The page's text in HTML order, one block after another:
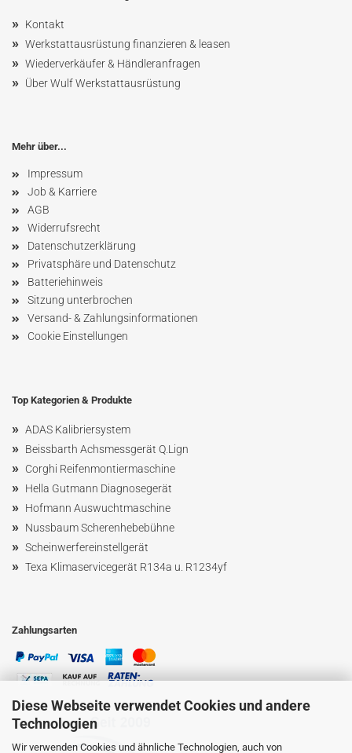
Diese Webseite verwendet Cookies und andere
Technologien
Wir verwenden Cookies und ähnliche Technologien, auch von
» Kontakt
» Werkstattausrüstung finanzieren & leasen
» Wiederverkäufer & Händleranfragen
» Über Wulf Werkstattausrüstung
Mehr über...
Impressum
Job & Karriere
AGB
Widerrufsrecht
Datenschutzerklärung
Privatsphäre und Datenschutz
Batteriehinweis
Sitzung unterbrochen
Versand- & Zahlungsinformationen
Cookie Einstellungen
Top Kategorien & Produkte
» ADAS Kalibriersystem
» Beissbarth Achsmessgerät Q.Lign
» Corghi Reifenmontiermaschine
» Hella Gutmann Diagnosegerät
» Hofmann Auswuchtmaschine
» NussbaumScherenhebebühne
» Scheinwerfereinstellgerät
» Texa Klimaservicegerät R134a u. R1234yf
Zahlungsarten